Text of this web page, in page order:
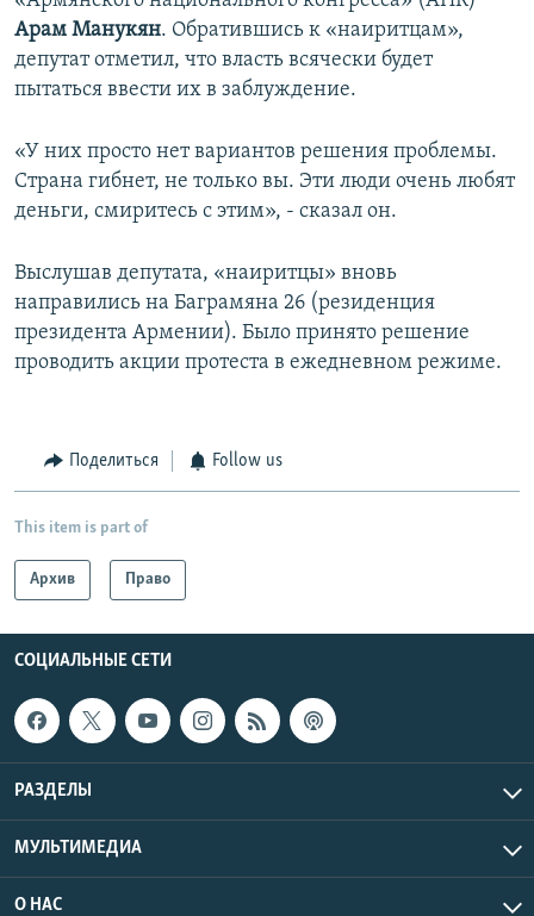
Арам Манукян. Обратившись к «наиритцам»,
депутат отметил, что власть всячески будет
пытаться ввести их в заблуждение.
«У них просто нет вариантов решения проблемы.
Страна гибнет, не только вы. Эти люди очень любят
деньги, смиритесь с этим», - сказал он.
Выслушав депутата, «наиритцы» вновь
направились на Баграмяна 26 (резиденция
президента Армении). Было принято решение
проводить акции протеста в ежедневном режиме.
Поделиться Follow us
This item is part of
Архив Право
СОЦИАЛЬНЫЕ СЕТИ
РАЗДЕЛЫ
МУЛЬТИМЕДИА
О НАС